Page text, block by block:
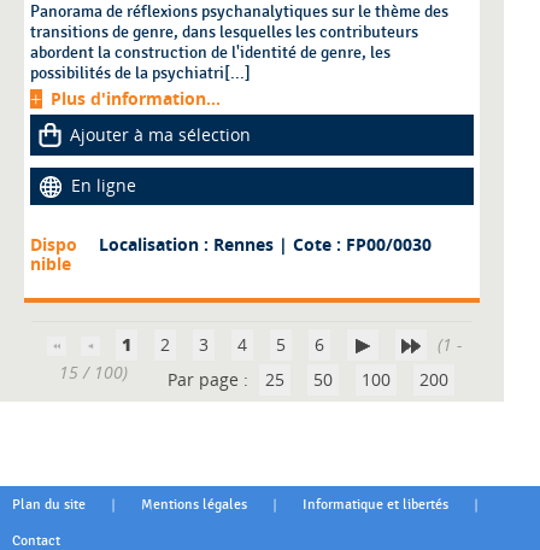
Panorama de réflexions psychanalytiques sur le thème des
transitions de genre, dans lesquelles les contributeurs
abordent la construction de l'identité de genre, les
possibilités de la psychiatri[...]
Plus d'information...
Ajouter à ma sélection
En ligne
Dispo
nible
Localisation : Rennes | Cote : FP00/0030
1 2 3 4 5 6
15 / 100)
Par page : 25 50 100 200
Plan du site | Mentions légales | Informatique et libertés |
Contact